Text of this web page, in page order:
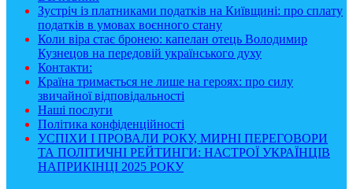
Зустріч із платниками податків на Київщині: про сплату
податків в умовах воєнного стану
Коли віра стає бронею: капелан отець Володимир
Кузнецов на передовій українського духу
Контакти:
Країна тримається не лише на героях: про силу
звичайної відповідальності
Наші послуги
Політика конфіденційності
УСПІХИ І ПРОВАЛИ РОКУ, МИРНІ ПЕРЕГОВОРИ
ТА ПОЛІТИЧНІ РЕЙТИНГИ: НАСТРОЇ УКРАЇНЦІВ
НАПРИКІНЦІ 2025 РОКУ